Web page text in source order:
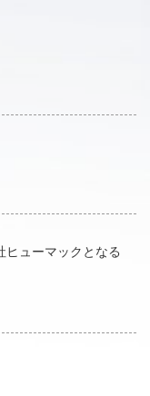
ヒューマックとなる